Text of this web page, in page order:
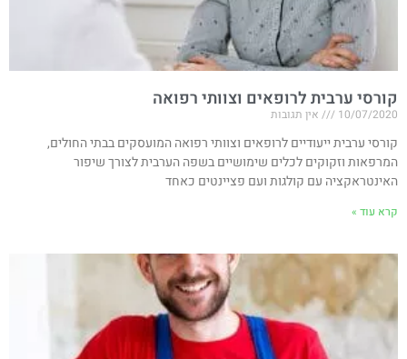
קורסי ערבית לרופאים וצוותי רפואה
10/07/2020 אין תגובות
קורסי ערבית ייעודיים לרופאים וצוותי רפואה המועסקים בבתי החולים,
המרפאות וזקוקים לכלים שימושיים בשפה הערבית לצורך שיפור
האינטראקציה עם קולגות ועם פציינטים כאחד
קרא עוד »